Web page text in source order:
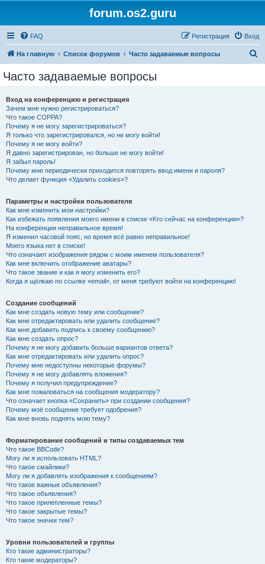
forum.os2.guru
FAQ Вход
Регистрация
На главную Список форумов Часто задаваемые вопросы
Часто задаваемые вопросы
Вход на конференцию и регистрация
Зачем мне нужно регистрироваться?
Что такое COPPA?
Почему я не могу зарегистрироваться?
Я только что зарегистрировался, но не могу войти!
Почему я не могу войти?
Я давно зарегистрирован, но больше не могу войти!
Я забыл пароль!
Почему мне периодически приходится повторять ввод имени и пароля?
Что делает функция «Удалить cookies»?
Параметры и настройки пользователя
Как мне изменить мои настройки?
Как избежать появления моего имени в списке «Кто сейчас на конференции»?
На конференции неправильное время!
Я изменил часовой пояс, но время всё равно неправильное!
Моего языка нет в списке!
Что означают изображения рядом с моим именем пользователя?
Как мне включить отображение аватары?
Что такое звание и как я могу изменить его?
Когда я щёлкаю по ссылке «email», от меня требуют войти на конференцию!
Создание сообщений
Как мне создать новую тему или сообщение?
Как мне отредактировать или удалить сообщение?
Как мне добавить подпись к своему сообщению?
Как мне создать опрос?
Почему я не могу добавить больше вариантов ответа?
Как мне отредактировать или удалить опрос?
Почему мне недоступны некоторые форумы?
Почему я не могу добавлять вложения?
Почему я получил предупреждение?
Как мне пожаловаться на сообщения модератору?
Что означает кнопка «Сохранить» при создании сообщения?
Почему моё сообщение требует одобрения?
Как мне вновь поднять мою тему?
Форматирование сообщений и типы создаваемых тем
Что такое BBCode?
Могу ли я использовать HTML?
Что такое смайлики?
Могу ли я добавлять изображения к сообщениям?
Что такое важные объявления?
Что такое объявления?
Что такое прилепленные темы?
Что такое закрытые темы?
Что такое значки тем?
Уровни пользователей и группы
Кто такие администраторы?
Кто такие модераторы?